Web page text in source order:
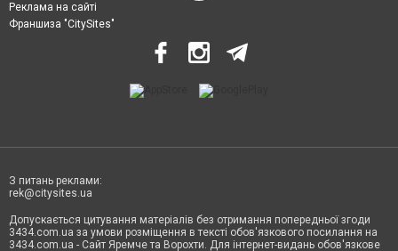
Реклама на сайті
Франшиза "CitySites"
З питань реклами:
rek@citysites.ua
Допускається цитування матеріалів без отримання попередньої згоди
3434.com.ua за умови розміщення в тексті обов'язкового посилання на
3434.com.ua - Сайт Яремче та Ворохти. Для інтернет-видань обов'язкове